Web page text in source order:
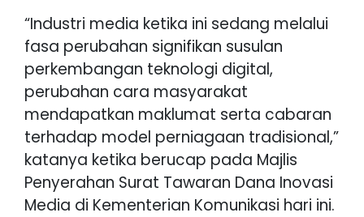
“Industri media ketika ini sedang melalui
fasa perubahan signifikan susulan
perkembangan teknologi digital,
perubahan cara masyarakat
mendapatkan maklumat serta cabaran
terhadap model perniagaan tradisional,”
katanya ketika berucap pada Majlis
Penyerahan Surat Tawaran Dana Inovasi
Media di Kementerian Komunikasi hari ini.